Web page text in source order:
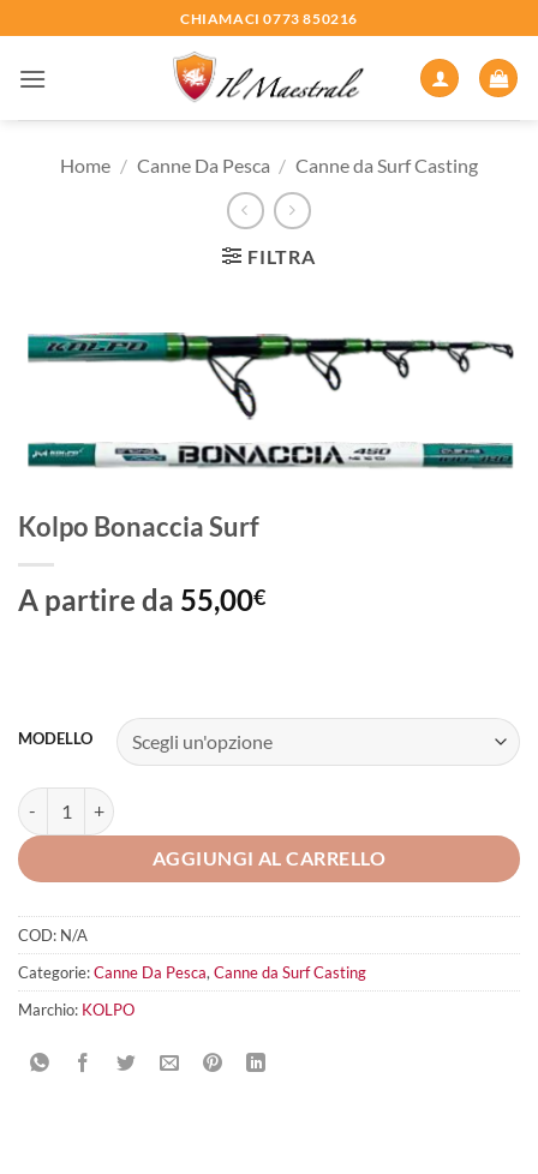
ai
contenuti
CHIAMACI 0773 850216
Home / Canne Da Pesca / Canne da Surf Casting
FILTRA
Kolpo Bonaccia Surf
A partire da 55,00€
MODELLO
Kolpo Bonaccia Surf quantità
AGGIUNGI AL CARRELLO
COD: N/A
Categorie:Canne Da Pesca,Canne da Surf Casting
Marchio: KOLPO